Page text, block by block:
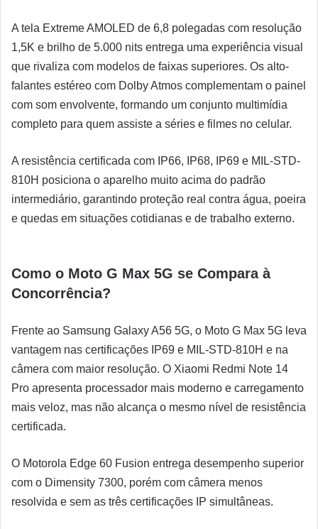
A tela Extreme AMOLED de 6,8 polegadas com resolução
1,5K e brilho de 5.000 nits entrega uma experiência visual
que rivaliza com modelos de faixas superiores. Os alto-
falantes estéreo com Dolby Atmos complementam o painel
com som envolvente, formando um conjunto multimídia
completo para quem assiste a séries e filmes no celular.
A resistência certificada com IP66, IP68, IP69 e MIL-STD-
810H posiciona o aparelho muito acima do padrão
intermediário, garantindo proteção real contra água, poeira
e quedas em situações cotidianas e de trabalho externo.
Como o Moto G Max 5G se Compara à
Concorrência?
Frente ao Samsung Galaxy A56 5G, o Moto G Max 5G leva
vantagem nas certificações IP69 e MIL-STD-810H e na
câmera com maior resolução. O Xiaomi Redmi Note 14
Pro apresenta processador mais moderno e carregamento
mais veloz, mas não alcança o mesmo nível de resistência
certificada.
O Motorola Edge 60 Fusion entrega desempenho superior
com o Dimensity 7300, porém com câmera menos
resolvida e sem as três certificações IP simultâneas.